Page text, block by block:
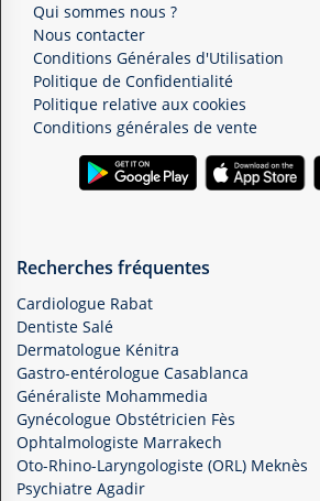
Qui sommes nous ?
Nous contacter
Conditions Générales d'Utilisation
Politique de Confidentialité
Politique relative aux cookies
Conditions générales de vente
Recherches fréquentes
Cardiologue Rabat
Dentiste Salé
Dermatologue Kénitra
Gastro-entérologue Casablanca
Généraliste Mohammedia
Gynécologue Obstétricien Fès
Ophtalmologiste Marrakech
Oto-Rhino-Laryngologiste (ORL) Meknès
Psychiatre Agadir